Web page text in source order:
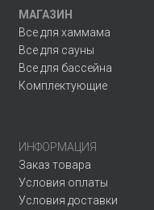
МАГАЗИН
Все для хаммама
Все для сауны
Все для бассейна
Комплектующие
ИНФОРМАЦИЯ
Заказ товара
Условия оплаты
Условия доставки